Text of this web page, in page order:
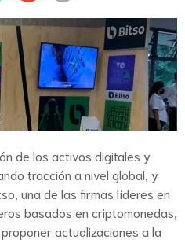
de los activos digitales y
tracción a nivel global, y
una de las firmas líderes en
basados en criptomonedas,
actualizaciones a la